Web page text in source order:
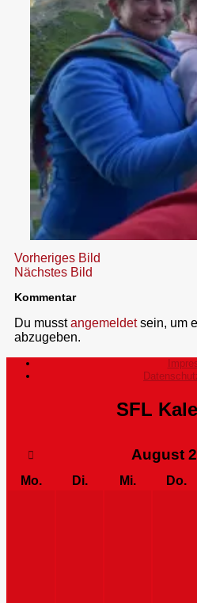
Vorheriges Bild
Nächstes Bild
Kommentar
Du musstangemeldetsein, um
abzugeben.
SFL
August
Mo. Di. Mi. Do.